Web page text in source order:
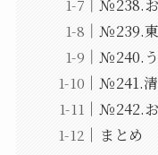
№238.お
№239.東
№240.う
№241.清
№242.お
まとめ